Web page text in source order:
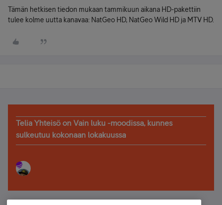
Tämän hetkisen tiedon mukaan tammikuun aikana HD-pakettiin
tulee kolme uutta kanavaa: NatGeo HD, NatGeo Wild HD ja MTV HD.
Telia Yhteisö on Vain luku -moodissa, kunnes
sulkeutuu kokonaan lokakuussa